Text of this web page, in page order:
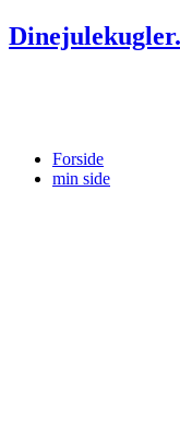
Forside
min side